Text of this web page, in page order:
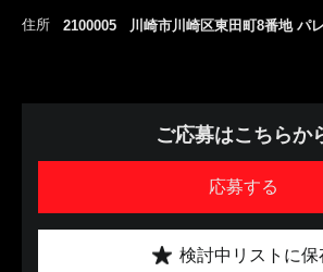
住所 2100005 川崎市川崎区東田町8番地 パ
ご応募はこちらか
応募する
検討中リストに保